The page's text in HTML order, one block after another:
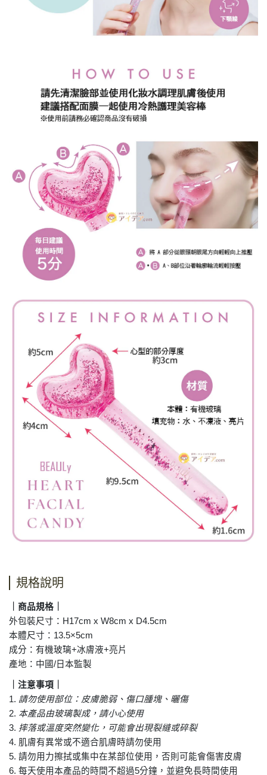
規格說明
｜商品規格｜
外包裝尺寸： H17cm x W8cm x D4.5cm
本體尺寸： 13.5×5cm
成分：有機玻璃+冰膚液+亮片
產地：中國/日本監製
｜注意事項｜
1. 請勿使用部位：皮膚脆弱、傷口腫塊、曬傷
2. 本產品由玻璃製成，請小心使用
3. 摔落或溫度突然變化，可能會出現裂縫或碎裂
4. 肌膚有異常或不適合肌膚時請勿使用
5. 請勿用力擦拭或集中在某部位使用，否則可能會傷害皮膚
6. 每天使用本產品的時間不超過5分鐘，並避免長時間使用